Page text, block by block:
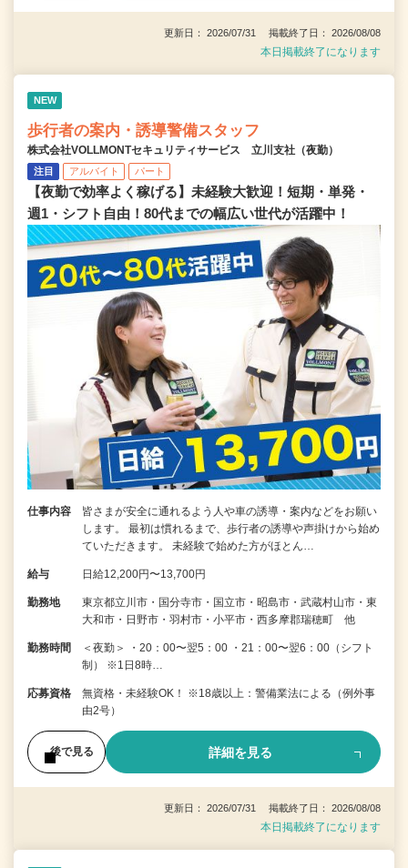
更新日： 2026/07/31 掲載終了日： 2026/08/08
本日掲載終了になります
NEW
歩行者の案内・誘導警備スタッフ
株式会社VOLLMONTセキュリティサービス 立川支社（夜勤）
注目 アルバイト パート
【夜勤で効率よく稼げる】未経験大歓迎！短期・単発・
週1・シフト自由！80代までの幅広い世代が活躍中！
仕事内容
皆さまが安全に通れるよう人や車の誘導・案内などをお願い
します。 最初は慣れるまで、歩行者の誘導や声掛けから始め
ていただきます。 未経験で始めた方がほとん…
給与 日給12,200円〜13,700円
勤務地
東京都立川市・国分寺市・国立市・昭島市・武蔵村山市・東
大和市・日野市・羽村市・小平市・西多摩郡瑞穂町 他
勤務時間
＜夜勤＞ ・20：00〜翌5：00 ・21：00〜翌6：00（シフト
制） ※1日8時…
応募資格
無資格・未経験OK！ ※18歳以上：警備業法による（例外事
由2号）
後で見る 詳細を見る
更新日： 2026/07/31 掲載終了日： 2026/08/08
本日掲載終了になります